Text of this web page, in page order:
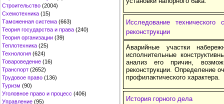
Строительство (2004)
Схемотехника (15)
Таможенная система (663)
Теория государства и права (240)
Теория организации (39)
Теплотехника (25)
Технология (624)
Товароведение (16)
Транспорт (2652)
Трудовое право (136)
Туризм (90)
Уголовное право и процесс (406)
Управление (95)
Исследование
реконструкции
Аварийные участки
исполнительные
анализ его причин,
реконструкции. Определение
профилактического характера.
История горного дела